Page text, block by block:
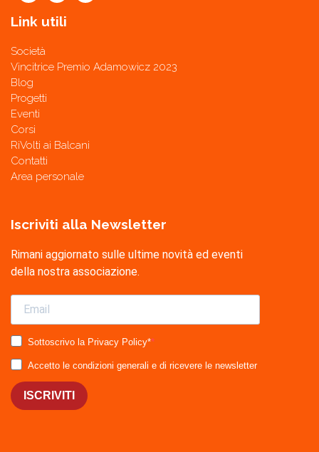
Link utili
Società
Vincitrice Premio Adamowicz 2023
Blog
Progetti
Eventi
Corsi
RiVolti ai Balcani
Contatti
Area personale
Iscriviti alla Newsletter
Rimani aggiornato sulle ultime novità ed eventi
della nostra associazione.
Sottoscrivo la Privacy Policy*
Accetto le condizioni generali e di ricevere le newsletter
ISCRIVITI